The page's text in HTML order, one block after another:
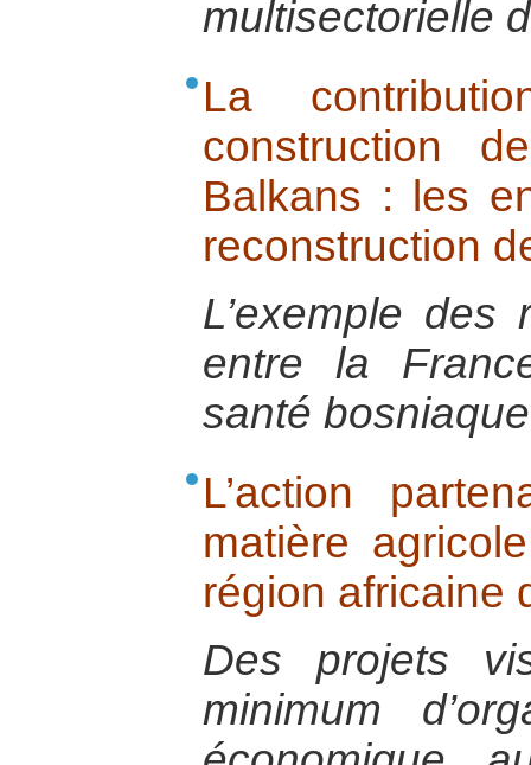
multisectorielle
La
construction
Balkans : les
reconstruction
L’exemple
entre la
santé
L’action
matière
région africaine
Des projets
minimum